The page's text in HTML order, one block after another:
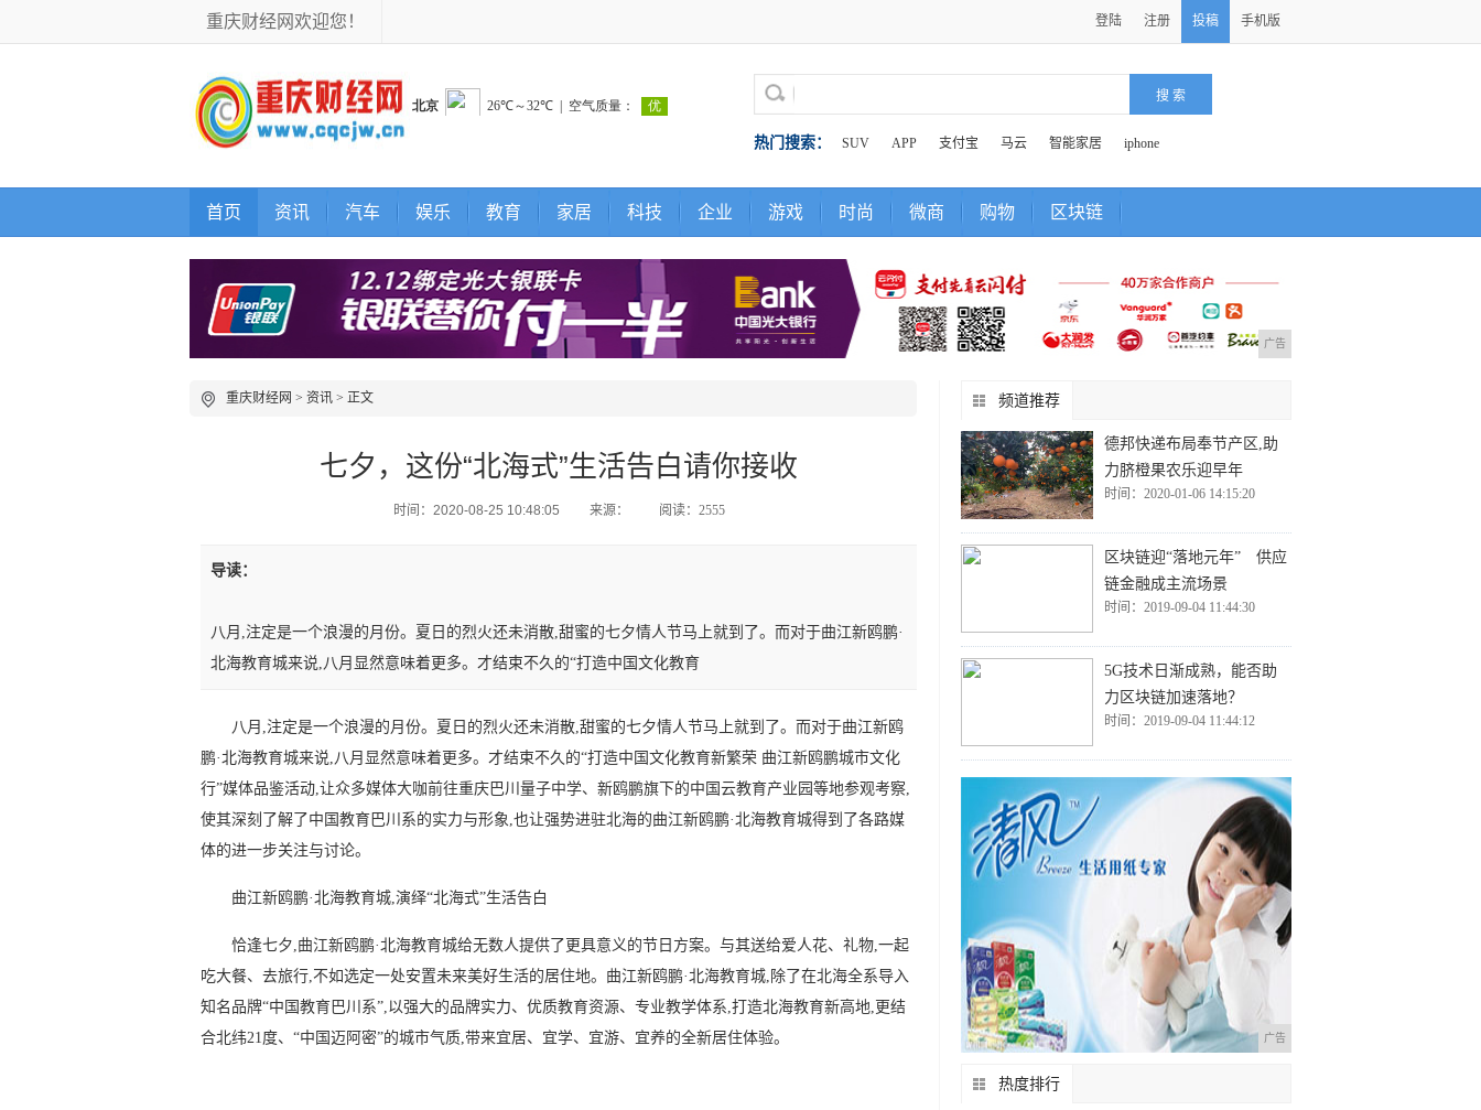
重庆财经网欢迎您！ 登陆 注册 投稿 手机版
热门搜索： SUV APP 支付宝 马云 智能家居 iphone
首页 资讯 汽车 娱乐 教育 家居 科技 企业 游戏 时尚 微商 购物 区块链
广告
重庆财经网 > 资讯 > 正文
七夕，这份“北海式”生活告白请你接收
时间：2020-08-25 10:48:05 来源： 阅读：2555
导读：
八月,注定是一个浪漫的月份。夏日的烈火还未消散,甜蜜的七夕情人节马上就到了。而对于曲江新鸥鹏·
北海教育城来说,八月显然意味着更多。才结束不久的“打造中国文化教育
八月,注定是一个浪漫的月份。夏日的烈火还未消散,甜蜜的七夕情人节马上就到了。而对于曲江新鸥
鹏·北海教育城来说,八月显然意味着更多。才结束不久的“打造中国文化教育新繁荣 曲江新鸥鹏城市文化
行”媒体品鉴活动,让众多媒体大咖前往重庆巴川量子中学、新鸥鹏旗下的中国云教育产业园等地参观考察,
使其深刻了解了中国教育巴川系的实力与形象,也让强势进驻北海的曲江新鸥鹏·北海教育城得到了各路媒
体的进一步关注与讨论。
曲江新鸥鹏·北海教育城,演绎“北海式”生活告白
恰逢七夕,曲江新鸥鹏·北海教育城给无数人提供了更具意义的节日方案。与其送给爱人花、礼物,一起
吃大餐、去旅行,不如选定一处安置未来美好生活的居住地。曲江新鸥鹏·北海教育城,除了在北海全系导入
知名品牌“中国教育巴川系”,以强大的品牌实力、优质教育资源、专业教学体系,打造北海教育新高地,更结
合北纬21度、“中国迈阿密”的城市气质,带来宜居、宜学、宜游、宜养的全新居住体验。
频道推荐
德邦快递布局奉节产区,助
力脐橙果农乐迎早年
时间：2020-01-06 14:15:20
区块链迎“落地元年” 供应
链金融成主流场景
时间：2019-09-04 11:44:30
5G技术日渐成熟，能否助
力区块链加速落地？
时间：2019-09-04 11:44:12
广告
热度排行